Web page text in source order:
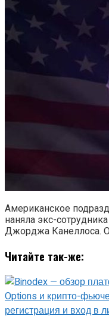
Реклама
Смотреть все результаты
Американское
наняла экс-
Джорджа Канеллоса.
Читайте так-же: